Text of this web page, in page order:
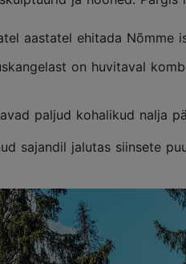
aastatel ehitada Nõmme
on huvitaval
paljud kohalikud nalja
sajandil jalutas siinsete